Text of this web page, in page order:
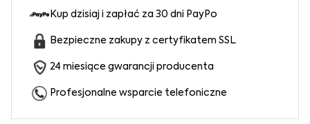
Kup dzisiaj i zapłać za 30 dni PayPo
Bezpieczne zakupy z certyfikatem SSL
24 miesiące gwarancji producenta
Profesjonalne wsparcie telefoniczne